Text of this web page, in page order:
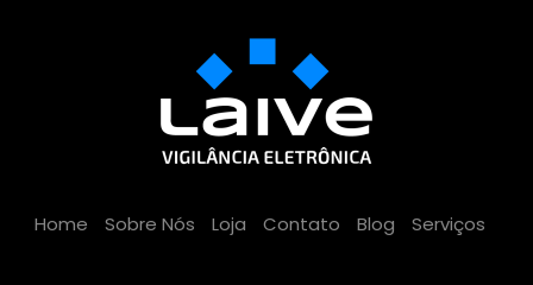
Home Sobre Nós Loja Contato Blog Serviços